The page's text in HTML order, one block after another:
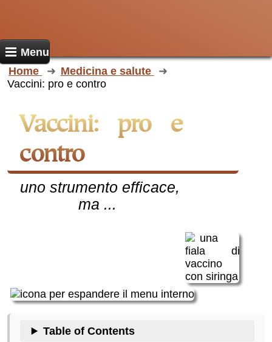
Menu
Home
Medicina e salute
Vaccini: pro e contro
Vaccini: pro e
contro
uno strumento efficace,
ma ...
Table of Contents